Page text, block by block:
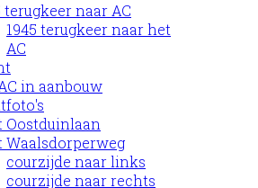
terugkeer naar AC
1945 terugkeer naar het
AC
in aanbouw
Oostduinlaan
Waalsdorperweg
courzijde naar links
courzijde naar rechts